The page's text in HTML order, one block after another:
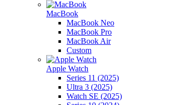
MacBook
MacBook Neo
MacBook Pro
MacBook Air
Custom
Apple Watch
Series 11 (2025)
Ultra 3 (2025)
Watch SE (2025)